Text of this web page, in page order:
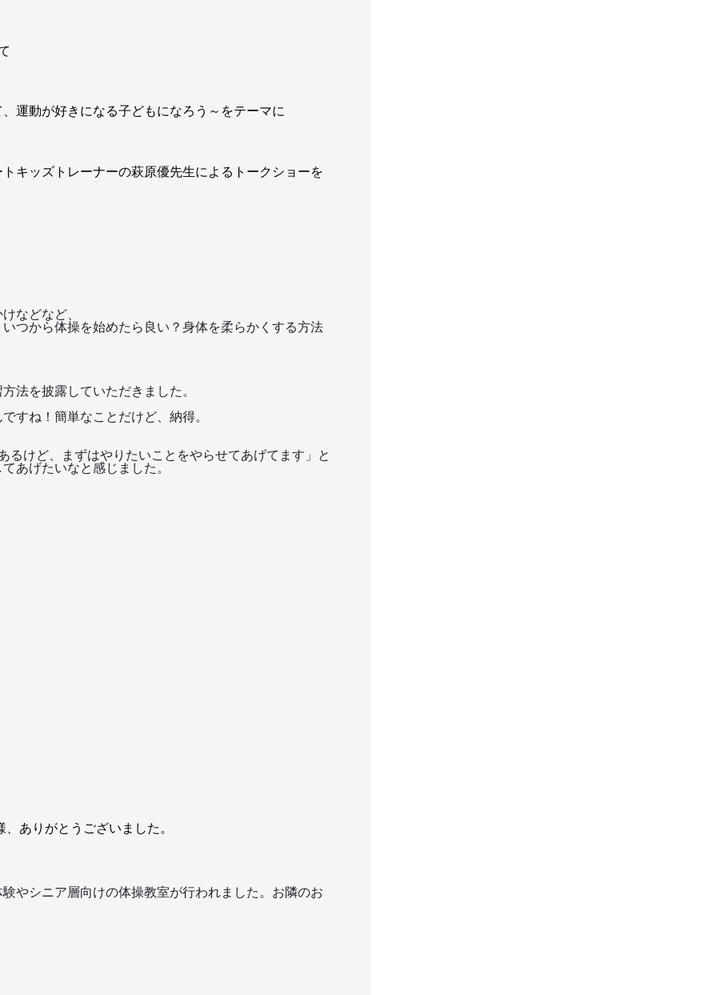
運動が好きになる子どもになろう～ をテーマに
キッズト レーナーの萩原優先生によるトークショーを
などなど、
いつから体操を始めたら良い？身体を柔らかくする方法
法を披露していただきました。
すね！簡単なことだけど、 納得。
るけど、
まずはやりたいことをやらせてあげてます」と
あげたいなと感じました。
ありがとうございました。
やシニア層向けの体操教室が行われました。お隣のお